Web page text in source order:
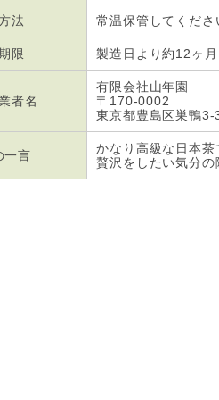
法 常温保管してくださ
限 製造日より約12ヶ月
者名
有限会社山年園
〒170-0002
東京都豊島区巣鴨3-
一言
かなり高級な日本茶
贅沢をしたい気分